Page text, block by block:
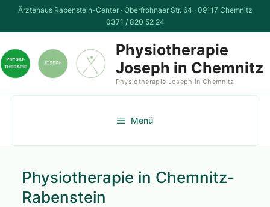
ZumÄrztehaus Rabenstein-Center · Oberfrohnaer Str. 64 · 09117 Chemnitz
0371 / 820 52 24
Physiotherapie
Joseph in Chemnitz
Physiotherapie Joseph in Chemnitz
Menü
Physiotherapie in Chemnitz-
Rabenstein